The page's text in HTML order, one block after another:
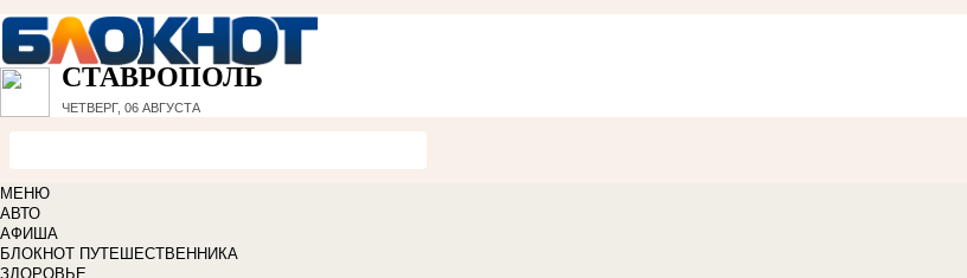
СТАВРОПОЛЬ
ЧЕТВЕРГ, 06 АВГУСТА
МЕНЮ
АВТО
АФИША
БЛОКНОТ ПУТЕШЕСТВЕННИКА
ЗДОРОВЬЕ